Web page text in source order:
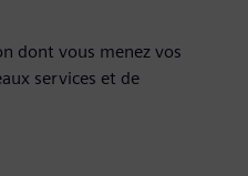
dont vous menez vos
services et de